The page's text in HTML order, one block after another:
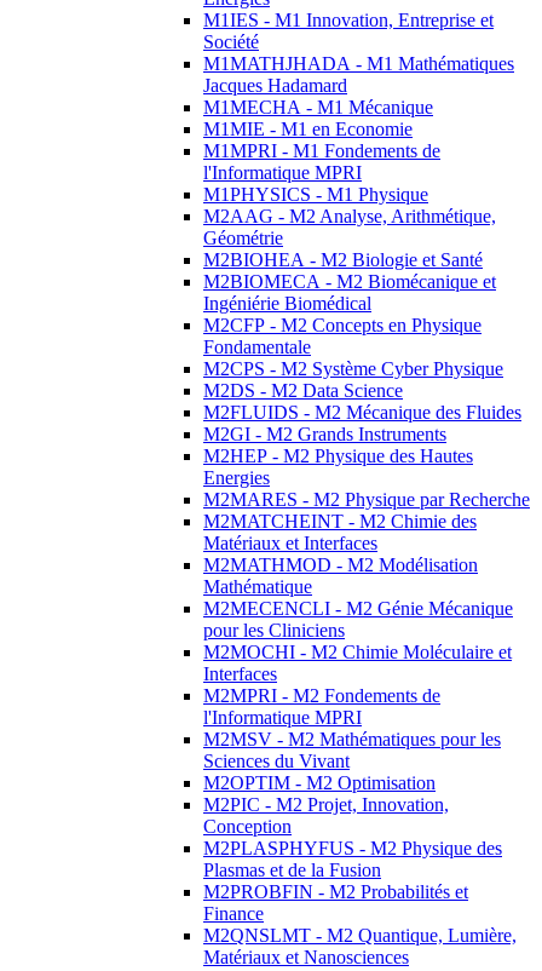
M1IES - M1 Innovation, Entreprise et
Société
M1MATHJHADA - M1 Mathématiques
Jacques Hadamard
M1MECHA - M1 Mécanique
M1MIE - M1 en Economie
M1MPRI - M1 Fondements de
l'Informatique MPRI
M1PHYSICS - M1 Physique
M2AAG - M2 Analyse, Arithmétique,
Géométrie
M2BIOHEA - M2 Biologie et Santé
M2BIOMECA - M2 Biomécanique et
Ingéniérie Biomédical
M2CFP - M2 Concepts en Physique
Fondamentale
M2CPS - M2 Système Cyber Physique
M2DS - M2 Data Science
M2FLUIDS - M2 Mécanique des Fluides
M2GI - M2 Grands Instruments
M2HEP - M2 Physique des Hautes
Energies
M2MARES - M2 Physique par Recherche
M2MATCHEINT - M2 Chimie des
Matériaux et Interfaces
M2MATHMOD - M2 Modélisation
Mathématique
M2MECENCLI - M2 Génie Mécanique
pour les Cliniciens
M2MOCHI - M2 Chimie Moléculaire et
Interfaces
M2MPRI - M2 Fondements de
l'Informatique MPRI
M2MSV - M2 Mathématiques pour les
Sciences du Vivant
M2OPTIM - M2 Optimisation
M2PIC - M2 Projet, Innovation,
Conception
M2PLASPHYFUS - M2 Physique des
Plasmas et de la Fusion
M2PROBFIN - M2 Probabilités et
Finance
M2QNSLMT - M2 Quantique, Lumière,
Matériaux et Nanosciences